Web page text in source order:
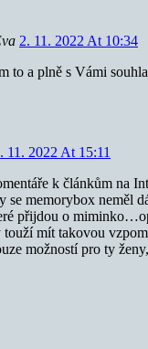
2. 11. 2022 At 10:34
to a plně s Vámi
11. 2022 At 15:11
k článkům na
memorybox neměl
přijdou o
touží mít takovou
možností pro ty